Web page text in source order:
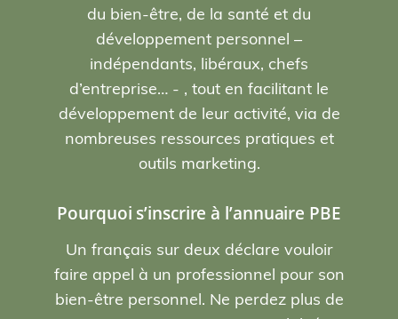
du bien-être, de la santé et du
développement personnel –
indépendants, libéraux, chefs
d’entreprise… - , tout en facilitant le
développement de leur activité, via de
nombreuses ressources pratiques et
outils marketing.
Pourquoi s’inscrire à l’annuaire PBE
Un français sur deux déclare vouloir
faire appel à un professionnel pour son
bien-être personnel. Ne perdez plus de